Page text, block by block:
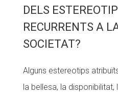
DELS
RECURRENTS A
SOCIETAT?
Alguns estereotips
la bellesa, la